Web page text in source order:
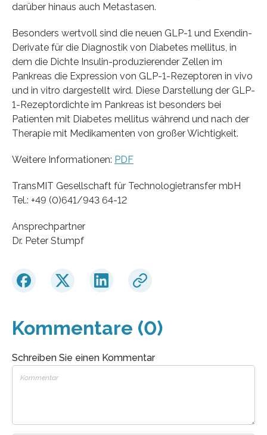
darüber hinaus auch Metastasen.
Besonders wertvoll sind die neuen GLP-1 und Exendin-
Derivate für die Diagnostik von Diabetes mellitus, in
dem die Dichte Insulin-produzierender Zellen im
Pankreas die Expression von GLP-1-Rezeptoren in vivo
und in vitro dargestellt wird. Diese Darstellung der GLP-
1-Rezeptordichte im Pankreas ist besonders bei
Patienten mit Diabetes mellitus während und nach der
Therapie mit Medikamenten von großer Wichtigkeit.
Weitere Informationen: PDF
TransMIT Gesellschaft für Technologietransfer mbH
Tel.: +49 (0)641/943 64-12
Ansprechpartner
Dr. Peter Stumpf
Kommentare (0)
Schreiben Sie einen Kommentar